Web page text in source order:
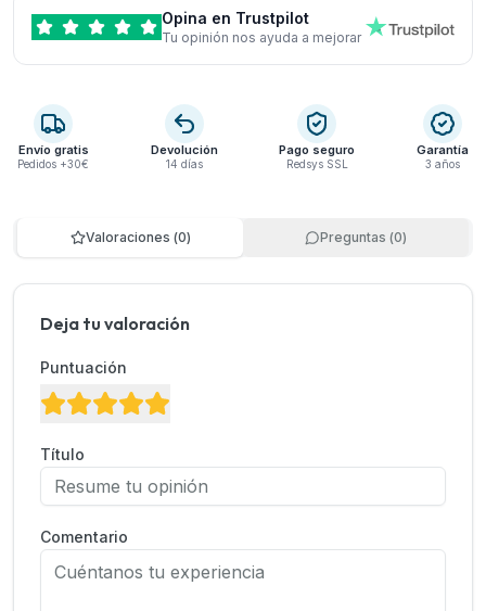
Opina en Trustpilot
Tu opinión nos ayuda a mejorar
Envío gratis
Pedidos +30€
Devolución
14 días
Pago seguro
Redsys SSL
Garantía
3 años
Valoraciones (0) Preguntas (0)
Deja tu valoración
Puntuación
Título
Comentario